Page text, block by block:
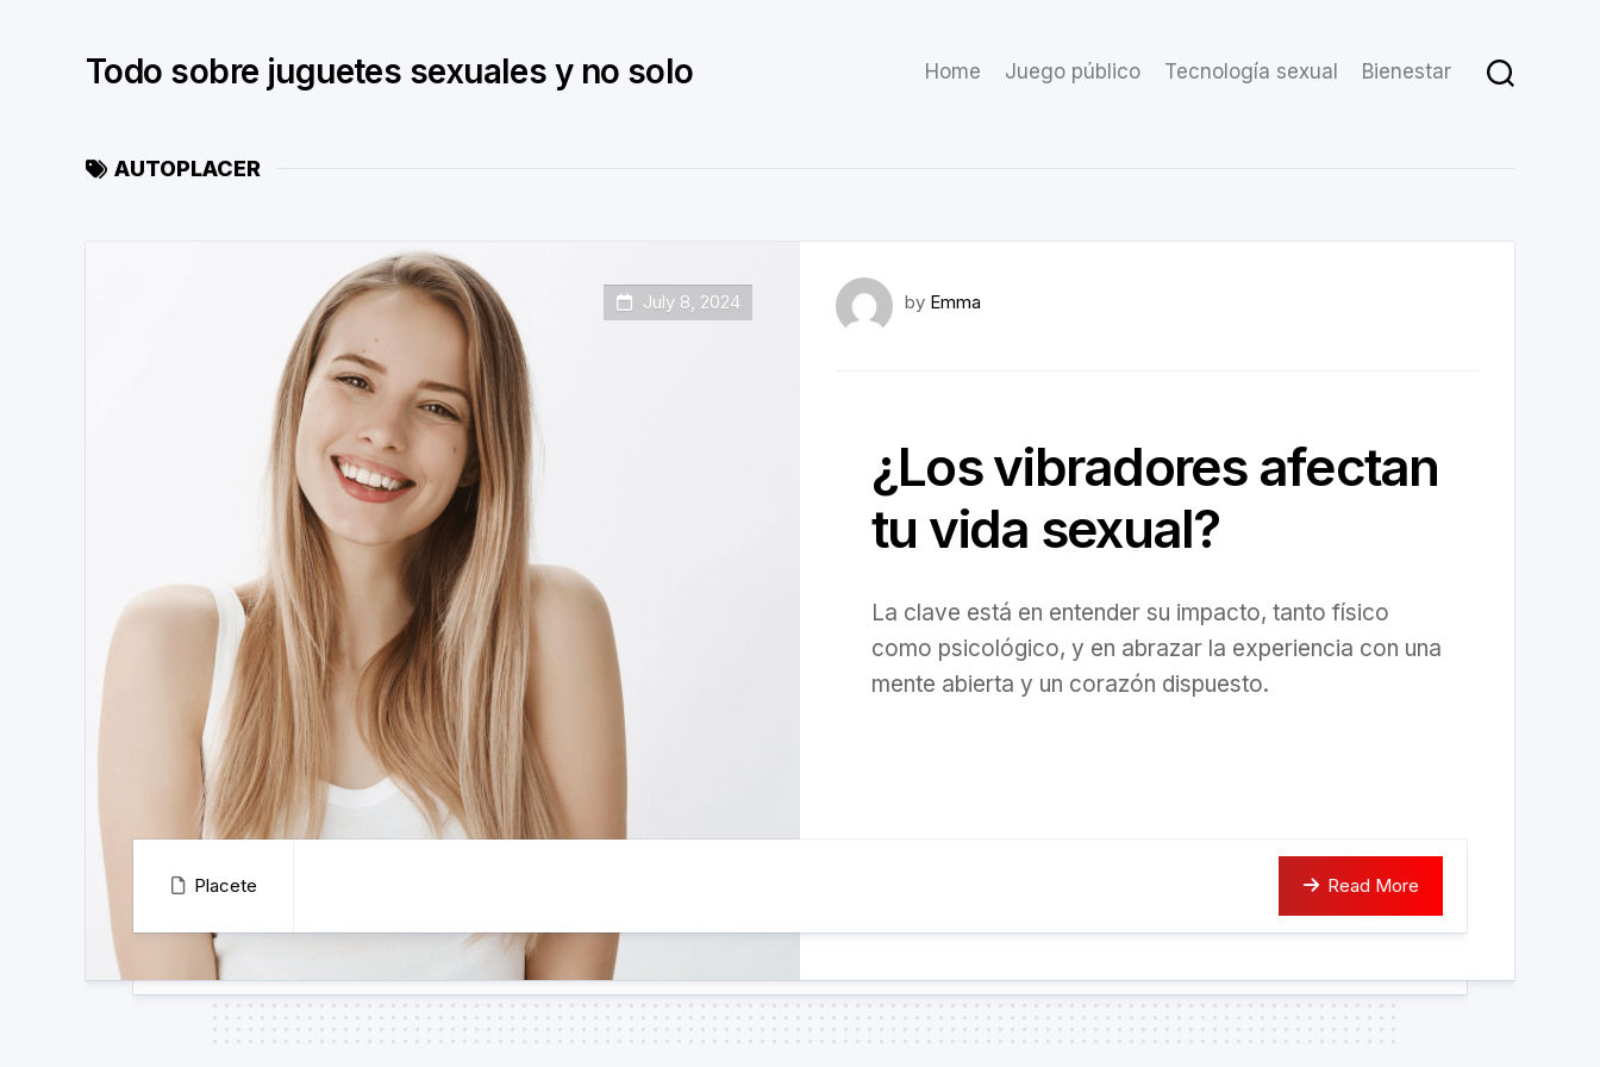
Todo sobre juguetes sexuales y no solo Home Juego público Tecnología sexual Bienestar
AUTOPLACER
July 8, 2024 by Emma
¿Los vibradores afectan
tu vida sexual?
La clave está en entender su impacto, tanto físico
como psicológico, y en abrazar la experiencia con una
mente abierta y un corazón dispuesto.
Placete Read More